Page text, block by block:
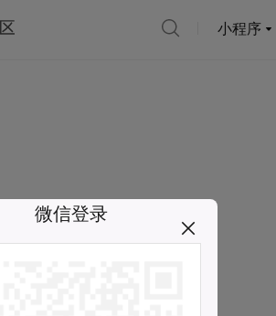
小程序
微信登录